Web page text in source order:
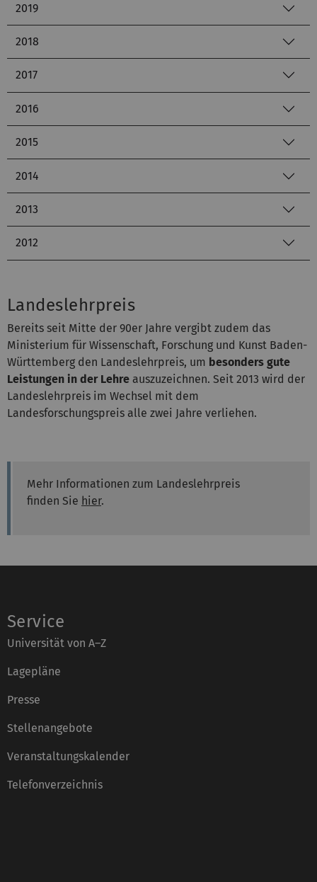
2019
2018
2017
2016
2015
2014
2013
2012
Landeslehrpreis
Bereits seit Mitte der 90er Jahre vergibt zudem das
Ministerium für Wissenschaft, Forschung und Kunst Baden-
Württemberg den Landeslehrpreis, um besonders gute
Leistungen in der Lehre auszuzeichnen. Seit 2013 wird der
Landeslehrpreis im Wechsel mit dem
Landesforschungspreis alle zwei Jahre verliehen.
Mehr Informationen zum Landeslehrpreis
finden Sie hier.
Service
Universität von A–Z
Lagepläne
Presse
Stellenangebote
Veranstaltungskalender
Telefonverzeichnis